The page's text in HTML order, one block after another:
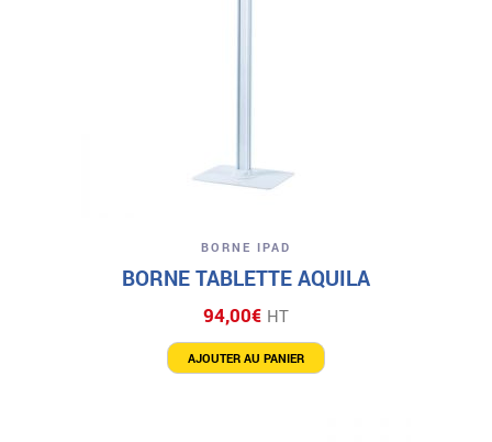
BORNE IPAD
BORNE TABLETTE AQUILA
94,00€ HT
AJOUTER AU PANIER